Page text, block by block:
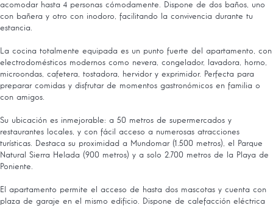
acomodar hasta 4 personas cómodamente. Dispone de dos baños, uno
con bañera y otro con inodoro, facilitando la convivencia durante tu
estancia.
La cocina totalmente equipada es un punto fuerte del apartamento, con
electrodomésticos modernos como nevera, congelador, lavadora, horno,
microondas, cafetera, tostadora, hervidor y exprimidor. Perfecta para
preparar comidas y disfrutar de momentos gastronómicos en familia o
con amigos.
Su ubicación es inmejorable: a 50 metros de supermercados y
restaurantes locales, y con fácil acceso a numerosas atracciones
turísticas. Destaca su proximidad a Mundomar (1.500 metros), el Parque
Natural Sierra Helada (900 metros) y a solo 2.700 metros de la Playa de
Poniente.
El apartamento permite el acceso de hasta dos mascotas y cuenta con
plaza de garaje en el mismo edificio. Dispone de calefacción eléctrica